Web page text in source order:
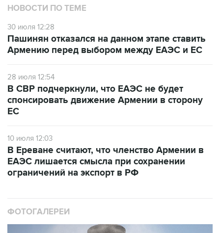
НОВОСТИ ПО ТЕМЕ
30 июля 12:28
Пашинян отказался на данном этапе ставить
Армению перед выбором между ЕАЭС и ЕС
28 июля 12:54
В СВР подчеркнули, что ЕАЭС не будет
спонсировать движение Армении в сторону
ЕС
10 июля 12:03
В Ереване считают, что членство Армении в
ЕАЭС лишается смысла при сохранении
ограничений на экспорт в РФ
ФОТОГАЛЕРЕИ